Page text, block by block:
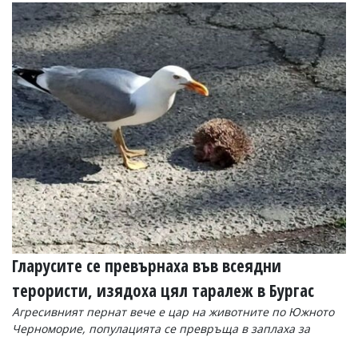
Гларусите се превърнаха във всеядни
терористи, изядоха цял таралеж в Бургас
Агресивният пернат вече е цар на животните по Южното
Черноморие, популацията се превръща в заплаха за